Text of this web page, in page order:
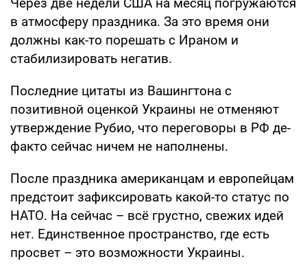
в атмосферу праздника. За это время они
должны как-то порешать с Ираном и
стабилизировать негатив.
Последние цитаты из Вашингтона с
позитивной оценкой Украины не отменяют
утверждение Рубио, что переговоры в РФ де-
факто сейчас ничем не наполнены.
После праздника американцам и европейцам
предстоит зафиксировать какой-то статус по
НАТО. На сейчас – всё грустно, свежих идей
нет. Единственное пространство, где есть
просвет – это возможности Украины.